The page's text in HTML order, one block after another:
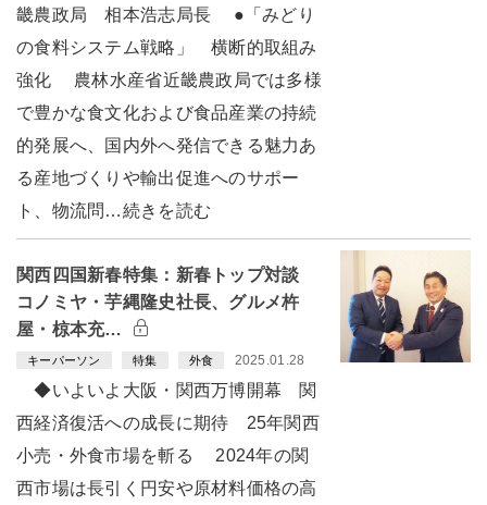
畿農政局 相本浩志局長 ●「みどり
の食料システム戦略」 横断的取組み
強化 農林水産省近畿農政局では多様
で豊かな食文化および食品産業の持続
的発展へ、国内外へ発信できる魅力あ
る産地づくりや輸出促進へのサポー
ト、物流問…続きを読む
関西四国新春特集：新春トップ対談
コノミヤ・芋縄隆史社長、グルメ杵
屋・椋本充…
キーパーソン 特集 外食 2025.01.28
◆いよいよ大阪・関西万博開幕 関
西経済復活への成長に期待 25年関西
小売・外食市場を斬る 2024年の関
西市場は長引く円安や原材料価格の高